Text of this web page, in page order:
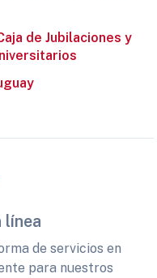
de Jubilaciones y
línea
de servicios en
para nuestros